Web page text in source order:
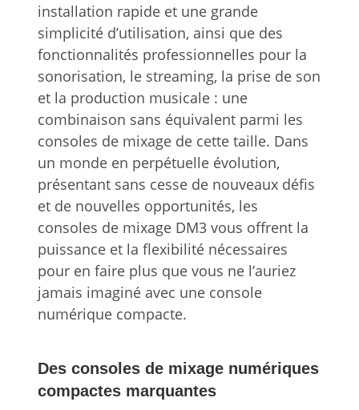
installation rapide et une grande
simplicité d’utilisation, ainsi que des
fonctionnalités professionnelles pour la
sonorisation, le streaming, la prise de son
et la production musicale : une
combinaison sans équivalent parmi les
consoles de mixage de cette taille. Dans
un monde en perpétuelle évolution,
présentant sans cesse de nouveaux défis
et de nouvelles opportunités, les
consoles de mixage DM3 vous offrent la
puissance et la flexibilité nécessaires
pour en faire plus que vous ne l’auriez
jamais imaginé avec une console
numérique compacte.
Des consoles de mixage numériques
compactes marquantes